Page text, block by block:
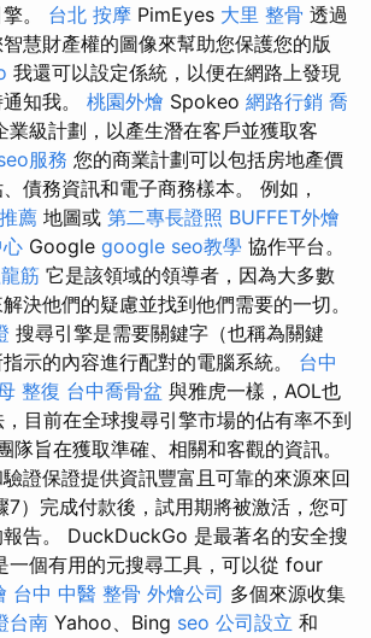
。 台北 按摩 PimEyes 大里 整骨 透過
慧財產權的圖像來幫助您保護您的版
我還可以設定係統，以便在網路上發現
知我。 桃園外燴 Spokeo 網路行銷 喬
業級計劃，以產生潛在客戶並獲取客
服務 您的商業計劃可以包括房地產價
債務資訊和電子商務樣本。 例如，
薦 地圖或 第二專長證照 BUFFET外燴
Google google seo教學 協作平台。
筋 它是該領域的領導者，因為大多數
決他們的疑慮並找到他們需要的一切。
搜尋引擎是需要關鍵字（也稱為關鍵
示的內容進行配對的電腦系統。 台中
整復 台中喬骨盆 與雅虎一樣，AOL也
目前在全球搜尋引擎市場的佔有率不到
隊旨在獲取準確、相關和客觀的資訊。
證保證提供資訊豐富且可靠的來源來回
7）完成付款後，試用期將被激活，您可
告。 DuckDuckGo 是最著名的安全搜
一個有用的元搜尋工具，可以從 four
台中 中醫 整骨 外燴公司 多個來源收集
台南 Yahoo、Bing seo 公司設立 和